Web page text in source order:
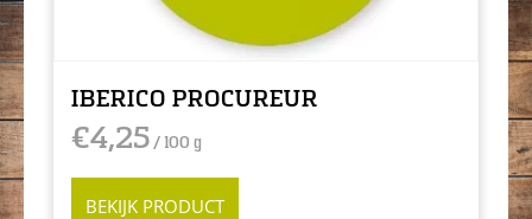
IBERICO PROCUREUR
€4,25/ 100 g
BEKIJK PRODUCT